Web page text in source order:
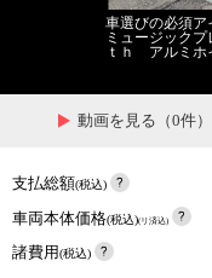
車選びの必須ア
ミュージック
ｔｈ アルミホ
動画を見る（0件）
支払総額(税込)
車両本体価格(税込)(リ済込)
諸費用(税込)